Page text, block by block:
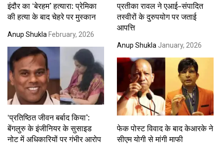
इंदौर का ‘बेरहम’ हत्यारा: प्रेमिका
की हत्या के बाद चेहरे पर मुस्कान
Anup Shukla February, 2026
प्रतीका रावल ने एआई-संपादित
तस्वीरों के दुरुपयोग पर जताई
आपत्ति
Anup Shukla January, 2026
‘प्रतिष्ठित जीवन बर्बाद किया’:
बेंगलुरु के इंजीनियर के सुसाइड
नोट में अधिकारियों पर गंभीर आरोप
फेक पोस्ट विवाद के बाद केआरके ने
सीएम योगी से मांगी माफी